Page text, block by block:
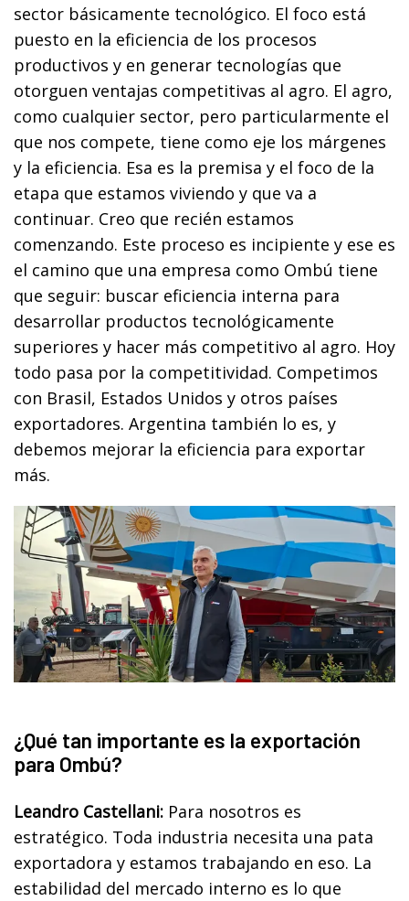
sector básicamente tecnológico. El foco está
puesto en la eficiencia de los procesos
productivos y en generar tecnologías que
otorguen ventajas competitivas al agro. El agro,
como cualquier sector, pero particularmente el
que nos compete, tiene como eje los márgenes
y la eficiencia. Esa es la premisa y el foco de la
etapa que estamos viviendo y que va a
continuar. Creo que recién estamos
comenzando. Este proceso es incipiente y ese es
el camino que una empresa como Ombú tiene
que seguir: buscar eficiencia interna para
desarrollar productos tecnológicamente
superiores y hacer más competitivo al agro. Hoy
todo pasa por la competitividad. Competimos
con Brasil, Estados Unidos y otros países
exportadores. Argentina también lo es, y
debemos mejorar la eficiencia para exportar
más.
¿Qué tan importante es la exportación
para Ombú?
Leandro Castellani: Para nosotros es
estratégico. Toda industria necesita una pata
exportadora y estamos trabajando en eso. La
estabilidad del mercado interno es lo que